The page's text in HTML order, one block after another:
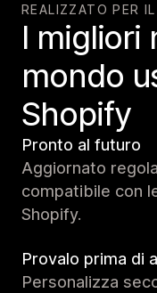
REALIZZATO PER
I migliori
mondo
Shopify
Pronto al futuro
Aggiornato
compatibile con
Shopify.
Provalo prima di
Personalizza